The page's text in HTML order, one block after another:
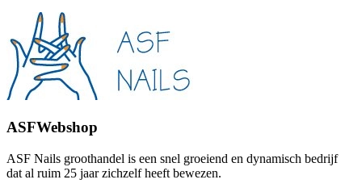
ASFWebshop
ASF Nails groothandel is een snel groeiend en dynamisch bedrijf
dat al ruim 25 jaar zichzelf heeft bewezen.